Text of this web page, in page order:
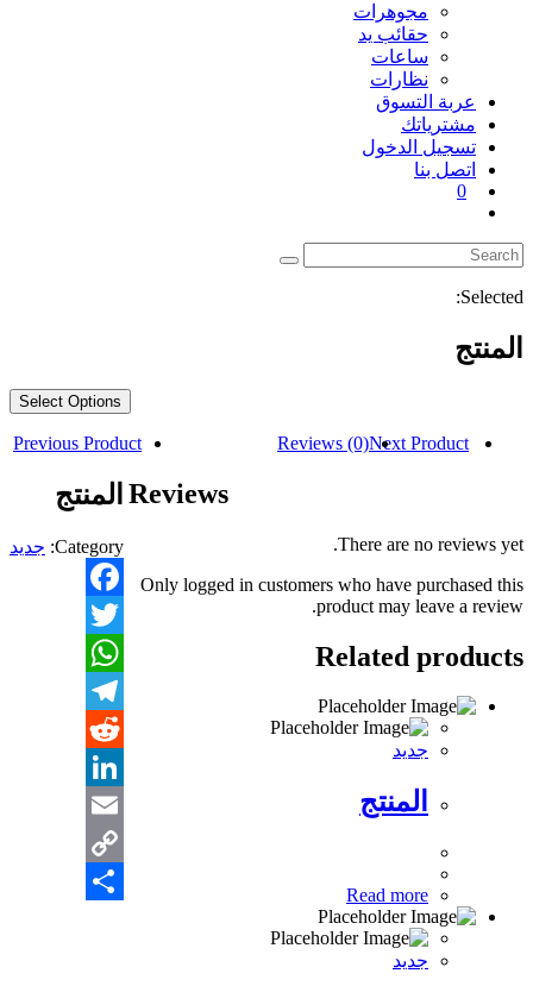
مجوهرات
حقائب يد
ساعات
نظارات
عربة التسوق
مشترياتك
تسجيل الدخول
اتصل بنا
0
search
Selected:
المنتج
Select Options
Previous Product Next Product
المنتج
Category: جديد
Facebook
Twitter
WhatsApp
Telegram
Reddit
LinkedIn
Email
Copy
Reviews (0)
Reviews
There are no reviews yet.
Only logged in customers who have purchased this
product may leave a review.
Related products
جديد
المنتج
Read more
جديد